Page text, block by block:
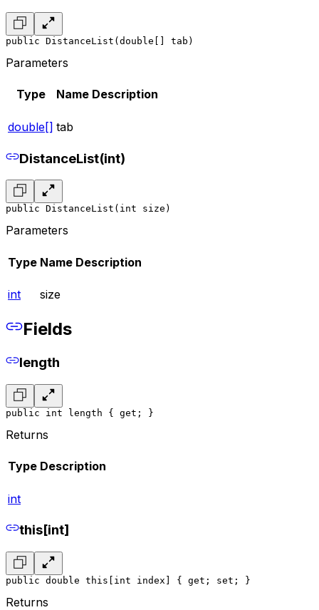
public DistanceList(double[] tab)
Parameters
Type Name Description
double[] tab
DistanceList(int)
public DistanceList(int size)
Parameters
Type Name Description
int size
Fields
length
public int length { get; }
Returns
Type Description
int
this[int]
public double this[int index] { get; set; }
Returns